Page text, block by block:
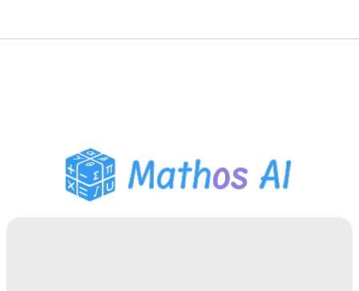
PDF宿題ヘルパー
学習ツール